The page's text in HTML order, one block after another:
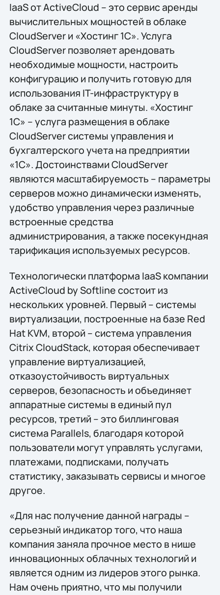
IaaS от ActiveCloud – это сервис аренды
вычислительных мощностей в облаке
CloudServer и «Хостинг 1С». Услуга
CloudServer позволяет арендовать
необходимые мощности, настроить
конфигурацию и получить готовую для
использования IT-инфраструктуру в
облаке за считанные минуты. «Хостинг
1С» – услуга размещения в облаке
CloudServer системы управления и
бухгалтерского учета на предприятии
«1С». Достоинствами CloudServer
являются масштабируемость – параметры
серверов можно динамически изменять,
удобство управления через различные
встроенные средства
администрирования, а также посекундная
тарификация используемых ресурсов.
Технологически платформа IaaS компании
ActiveCloud by Softline состоит из
нескольких уровней. Первый – системы
виртуализации, построенные на базе Red
Hat KVM, второй – система управления
Citrix CloudStack, которая обеспечивает
управление виртуализацией,
отказоустойчивость виртуальных
серверов, безопасность и объединяет
аппаратные системы в единый пул
ресурсов, третий – это биллинговая
система Parallels, благодаря которой
пользователи могут управлять услугами,
платежами, подписками, получать
статистику, заказывать сервисы и многое
другое.
«Для нас получение данной награды –
серьезный индикатор того, что наша
компания заняла прочное место в нише
инновационных облачных технологий и
является одним из лидеров этого рынка.
Нам очень приятно, что мы получили